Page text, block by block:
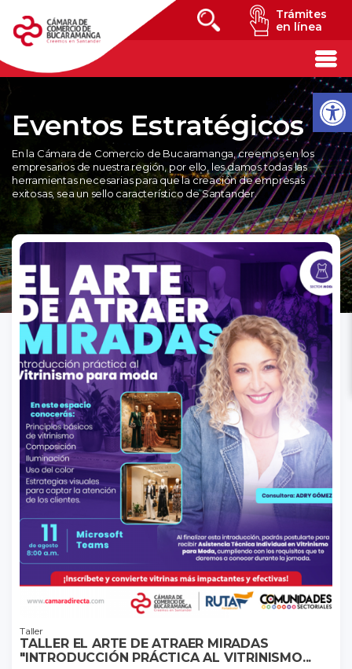
Trámites
en línea
Eventos Estratégicos
En la Cámara de Comercio de Bucaramanga, creemos en los
empresarios de nuestra región, por ello, les damos todas las
herramientas necesarias para que la creación de empresas
exitosas, sea un sello característico de Santander.
Taller
TALLER EL ARTE DE ATRAER MIRADAS
"INTRODUCCIÓN PRÁCTICA AL VITRINISMO...